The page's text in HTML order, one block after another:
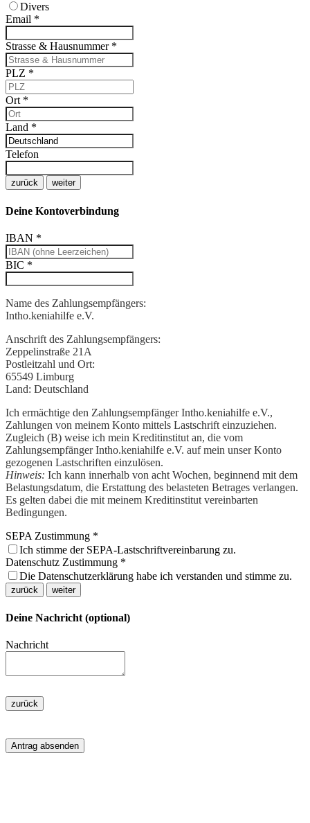
Divers
Email *
Strasse & Hausnummer *
PLZ *
Ort *
Land *
Telefon
zurück weiter
Deine Kontoverbindung
IBAN *
BIC *
Name des Zahlungsempfängers:
Intho.keniahilfe e.V.
Anschrift des Zahlungsempfängers:
Zeppelinstraße 21A
Postleitzahl und Ort:
65549 Limburg
Land: Deutschland
Ich ermächtige den Zahlungsempfänger Intho.keniahilfe e.V.,
Zahlungen von meinem Konto mittels Lastschrift einzuziehen.
Zugleich (B) weise ich mein Kreditinstitut an, die vom
Zahlungsempfänger Intho.keniahilfe e.V. auf mein unser Konto
gezogenen Lastschriften einzulösen.
Hinweis: Ich kann innerhalb von acht Wochen, beginnend mit dem
Belastungsdatum, die Erstattung des belasteten Betrages verlangen.
Es gelten dabei die mit meinem Kreditinstitut vereinbarten
Bedingungen.
SEPA Zustimmung *
Ich stimme der SEPA-Lastschriftvereinbarung zu.
Datenschutz Zustimmung *
Die Datenschutzerklärung habe ich verstanden und stimme zu.
zurück weiter
Deine Nachricht (optional)
Nachricht
zurück
Antrag absenden